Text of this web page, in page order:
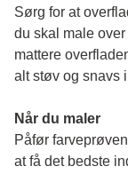
Sørg for at
du skal male
mattere
alt støv og snavs
Når du maler
Påfør
at få det bedste